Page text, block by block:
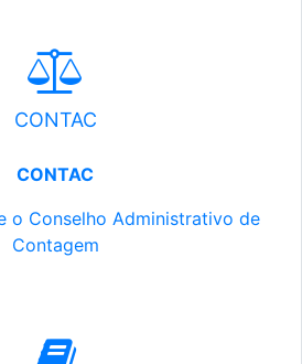
CONTAC
CONTAC
o Conselho Administrativo de
Contagem